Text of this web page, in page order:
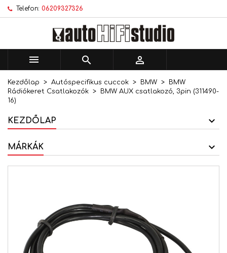
Telefon: 06209327326
  
Kezdőlap Autóspecifikus cuccok BMW
BMW
Rádiókeret Csatlakozók
BMW AUX csatlakozó, 3pin (311490-
16)
KEZDŐLAP
MÁRKÁK
Kívánságlistáim ×
Új lista létrehozása
Kívánságlista létrehozása ×
Kívánságlista neve
Bejelentkezés ×
történő mentéséhez.
Mégsem Bejelentkezés